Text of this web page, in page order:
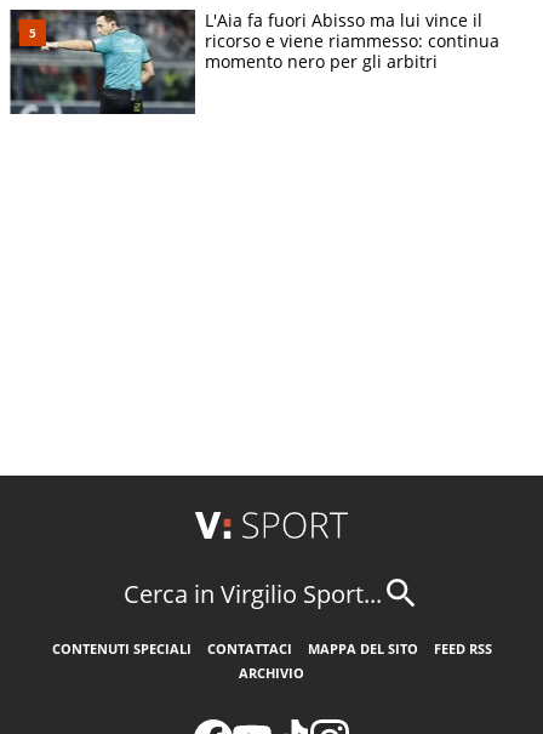
L'Aia fa fuori Abisso ma lui vince il
ricorso e viene riammesso: continua
momento nero per gli arbitri
Cerca in Virgilio Sport...
CONTENUTI SPECIALI CONTATTACI MAPPA DEL SITO
FEED RSS
ARCHIVIO